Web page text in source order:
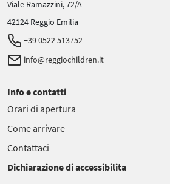
Viale Ramazzini, 72/A
42124 Reggio Emilia
+39 0522 513752
info@reggiochildren.it
Info e contatti
Orari di apertura
Come arrivare
Contattaci
Dichiarazione di accessibilita